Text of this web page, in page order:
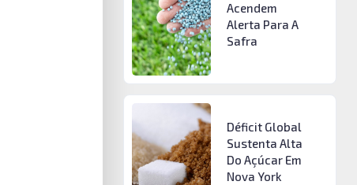
Acendem
Alerta Para A
Safra
Déficit Global
Sustenta Alta
Do Açúcar Em
Nova York